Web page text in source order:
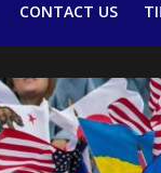
CONTACT US